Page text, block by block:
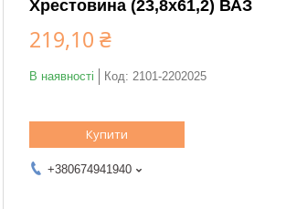
Хрестовина (23,8х61,2) ВАЗ
219,10 ₴
В наявності Код: 2101-2202025
Купити
+380674941940